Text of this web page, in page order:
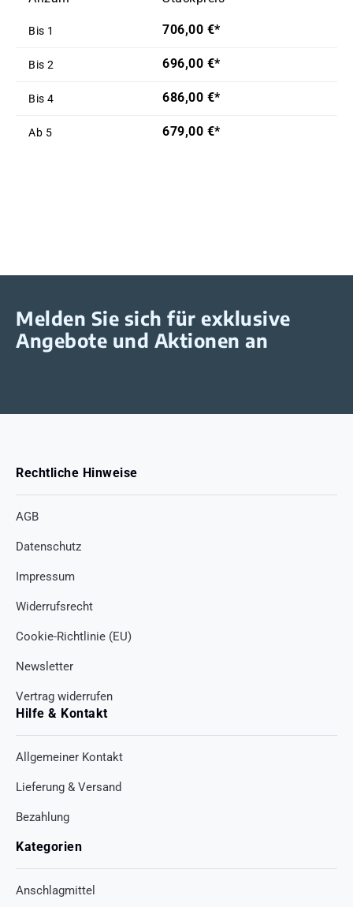
Bis 1 706,00 €*
Bis 2 696,00 €*
Bis 4 686,00 €*
Ab 5 679,00 €*
Melden Sie sich für exklusive
Angebote und Aktionen an
Rechtliche Hinweise
AGB
Datenschutz
Impressum
Widerrufsrecht
Cookie-Richtlinie (EU)
Newsletter
Vertrag widerrufen
Hilfe & Kontakt
Allgemeiner Kontakt
Lieferung & Versand
Bezahlung
Kategorien
Anschlagmittel